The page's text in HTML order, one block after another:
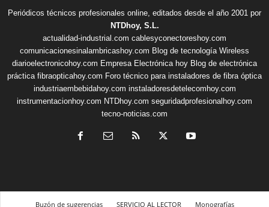
Periódicos técnicos profesionales online, editados desde el año 2001 por
NTDhoy, S.L.
actualidad-industrial.com cablesyconectoreshoy.com
comunicacionesinalambricashoy.com Blog de tecnología Wireless
diarioelectronicohoy.com Empresa Electrónica hoy Blog de electrónica
práctica fibraopticahoy.com Foro técnico para instaladores de fibra óptica
industriaembebidahoy.com instaladoresdetelecomhoy.com
instrumentacionhoy.com NTDhoy.com seguridadprofesionalhoy.com
tecno-noticias.com
Buzón de sugerencias SERVICIO AL LECTOR Monografías